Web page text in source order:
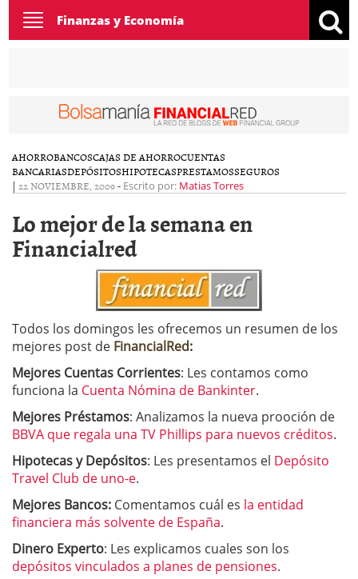
Toggle
navigation
Finanzas y Economía
AHORROBANCOSCAJAS DE AHORROCUENTAS
BANCARIASDEPÓSITOSHIPOTECASPRESTAMOSSEGUROS
| 22 NOVIEMBRE, 2009- Escrito por: Matias Torres
Lo mejor de la semana en
Financialred
Todos los domingos les ofrecemos un resumen de los
mejores post de FinancialRed:
Mejores Cuentas Corrientes: Les contamos como
funciona la Cuenta Nómina de Bankinter.
Mejores Préstamos: Analizamos la nueva prooción de
BBVA que regala una TV Phillips para nuevos créditos.
Hipotecas y Depósitos: Les presentamos el Depósito
Travel Club de uno-e.
Mejores Bancos: Comentamos cuál es la entidad
financiera más solvente de España.
Dinero Experto: Les explicamos cuales son los
depósitos vinculados a planes de pensiones.